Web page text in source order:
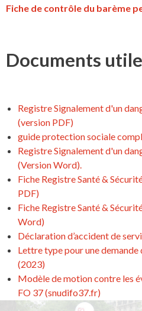
Fiche de contrôle du barème
Documents
Registre Signalement d'un
(version PDF)
guide protection sociale
Registre Signalement d'un
(Version Word).
Fiche Registre Santé &
PDF)
Fiche Registre Santé &
Word)
Déclaration d’accident de
Lettre type pour une
(2023)
Modèle de motion contre les
FO 37 (snudifo37.fr)